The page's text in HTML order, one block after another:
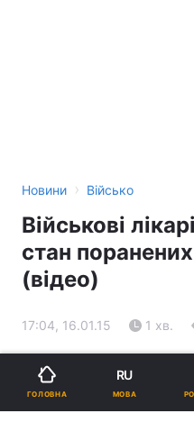
Новини › Військо
Військові
стан поранених
(відео)
17:04, 16.01.15 1 хв.
ГОЛОВНА
RU
МОВА